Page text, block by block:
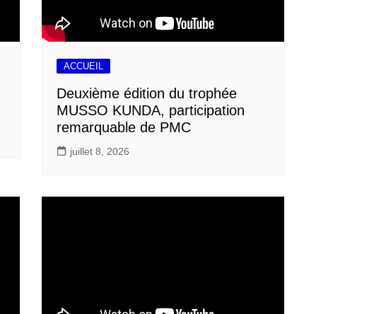
ACCUEIL
Deuxième édition du trophée
MUSSO KUNDA, participation
remarquable de PMC
juillet 8, 2026